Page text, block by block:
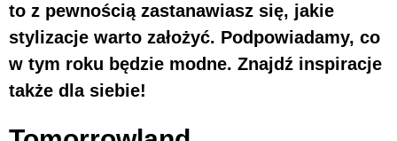
to z pewnością zastanawiasz się, jakie
stylizacje warto założyć. Podpowiadamy, co
w tym roku będzie modne. Znajdź inspiracje
także dla siebie!